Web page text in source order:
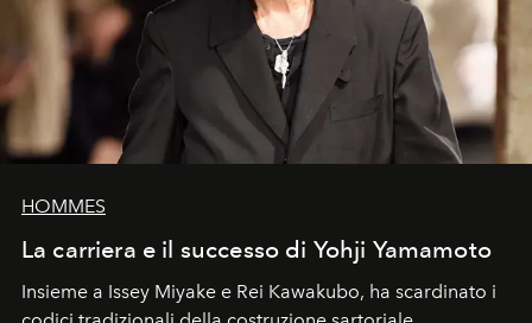
HOMMES
La carriera e il successo di Yohji Yamamoto
Insieme a Issey Miyake e Rei Kawakubo, ha scardinato i